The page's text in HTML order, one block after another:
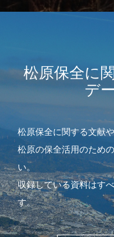
松原保全に
デ
松原保全に関する文献
松原の保全活用のため
い。
収録している資料はす
す。